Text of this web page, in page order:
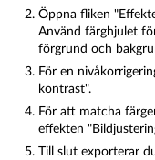
Öppna fliken
Använd färghjulet
förgrund och
För en
kontrast".
För att matcha
effekten
Till slut exporterar